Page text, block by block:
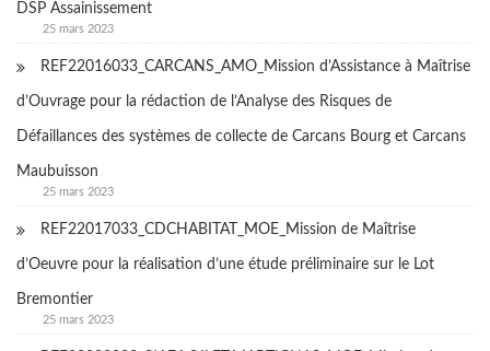
DSP Assainissement
25 mars 2023
REF22016033_CARCANS_AMO_Mission d’Assistance à Maîtrise
d’Ouvrage pour la rédaction de l’Analyse des Risques de
Défaillances des systèmes de collecte de Carcans Bourg et Carcans
Maubuisson
25 mars 2023
REF22017033_CDCHABITAT_MOE_Mission de Maîtrise
d’Oeuvre pour la réalisation d’une étude préliminaire sur le Lot
Bremontier
25 mars 2023